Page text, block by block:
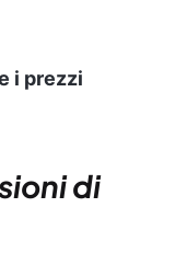
i prezzi
di